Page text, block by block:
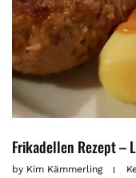
Frikadellen Rezept –
by Kim Kämmerling